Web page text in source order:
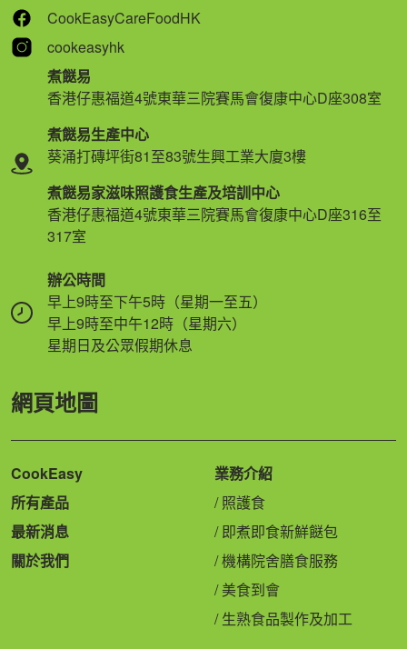
CookEasyCareFoodHK
cookeasyhk
煮餸易
香港仔惠福道4號東華三院賽馬會復康中心D座308室
煮餸易生產中心
葵涌打磚坪街81至83號生興工業大廈3樓
煮餸易家滋味照護食生產及培訓中心
香港仔惠福道4號東華三院賽馬會復康中心D座316至
317室
辦公時間
早上9時至下午5時（星期一至五）
早上9時至中午12時（星期六）
星期日及公眾假期休息
網頁地圖
CookEasy
所有產品
最新消息
關於我們
業務介紹
照護食
即煮即食新鮮餸包
機構院舍膳食服務
美食到會
生熟食品製作及加工